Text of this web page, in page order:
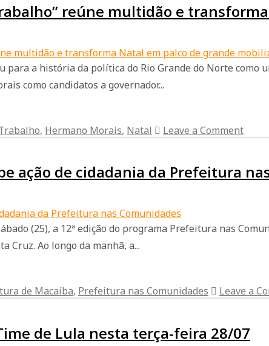
reúne multidão e
para a história da política do Rio Grande do Norte
como candidatos a governador...
, Hermano Morais, Natal
Leave a Comment
ação de cidadania da Prefeitura
(25), a 12ª edição do programa Prefeitura nas
Cruz. Ao longo da manhã, a...
de Macaíba, Prefeitura nas Comunidades
Leave a
de Lula nesta terça-feira 28/07